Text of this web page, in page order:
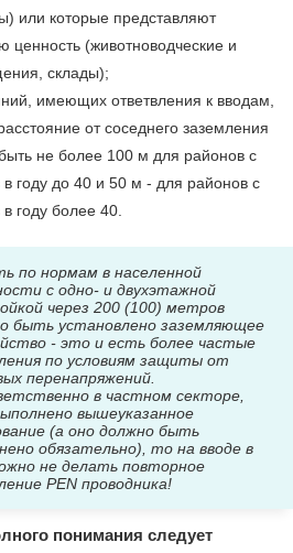
или которые представляют
(животноводческие и
склады);
имеющих ответвления к вводам,
от соседнего заземления
не более 100 м для районов с
в году до 40 и 50 м - для районов с
году более 40.
по нормам в населенной
с одно- и двухэтажной
через 200 (100) метров
быть установлено заземляющее
- это и есть более частые
по условиям защиты от
перенапряжений.
в частном секторе,
вышеуказанное
(а оно должно быть
обязательно), то на вводе в
не делать повторное
PEN проводника!
понимания следует